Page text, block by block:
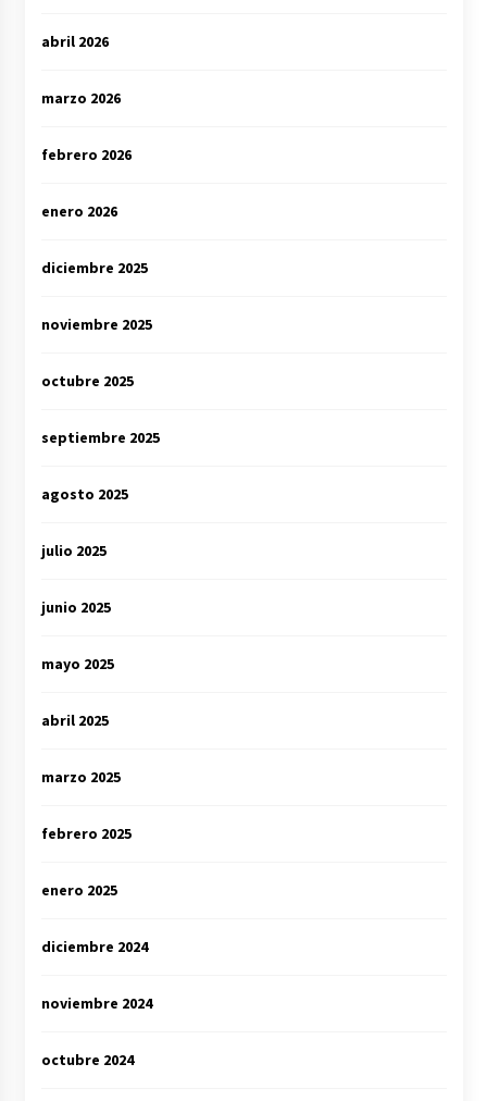
abril 2026
marzo 2026
febrero 2026
enero 2026
diciembre 2025
noviembre 2025
octubre 2025
septiembre 2025
agosto 2025
julio 2025
junio 2025
mayo 2025
abril 2025
marzo 2025
febrero 2025
enero 2025
diciembre 2024
noviembre 2024
octubre 2024